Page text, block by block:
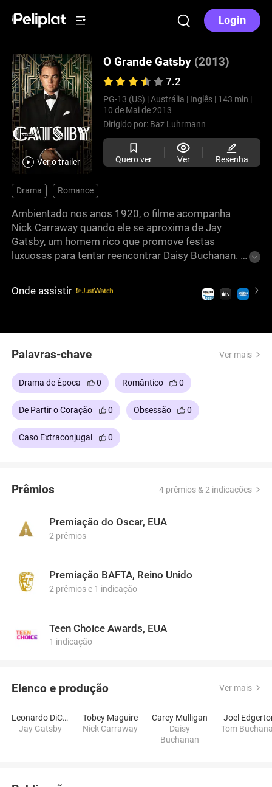
Login
Ver o trailer
O Grande Gatsby (2013)
7.2
PG-13 (US) | Austrália | Inglês | 143 min |
10 de Mai de 2013
Dirigido por: Baz Luhrmann
Quero ver Ver Resenha
Drama Romance
Ambientado nos anos 1920, o filme acompanha
Nick Carraway quando ele se aproxima de Jay
Gatsby, um homem rico que promove festas
luxuosas para tentar reencontrar Daisy Buchanan. A
todos. Dirigido por Baz Luhrmann, o longa é
conhecido pelo estilo vibrante, design de produção
Onde assistir
Palavras-chave Ver mais
Drama de Época 0 Romântico 0
De Partir o Coração 0 Obsessão 0
Caso Extraconjugal 0
Prêmios 4 prêmios & 2 indicações
Premiação do Oscar, EUA
2 prêmios
Premiação BAFTA, Reino Unido
2 prêmios e 1 indicação
Teen Choice Awards, EUA
1 indicação
Elenco e produção Ver mais
Leonardo DiCaprio
Jay Gatsby
Tobey Maguire
Nick Carraway
Carey Mulligan
Daisy
Buchanan
Joel
Tom